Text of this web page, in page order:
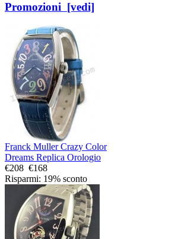
Promozioni [vedi]
Franck Muller Crazy Color
Dreams Replica Orologio
€208 €168
Risparmi: 19% sconto